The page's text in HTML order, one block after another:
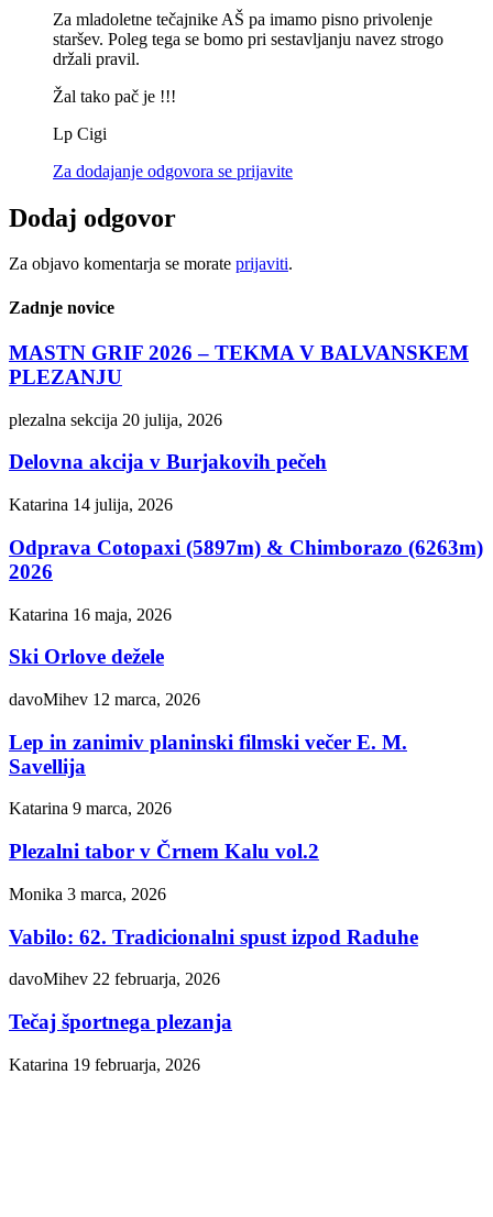
Za mladoletne tečajnike AŠ pa imamo pisno privolenje
staršev. Poleg tega se bomo pri sestavljanju navez strogo
držali pravil.
Žal tako pač je !!!
Lp Cigi
Za dodajanje odgovora se prijavite
Dodaj odgovor
Za objavo komentarja se morate prijaviti.
Zadnje novice
MASTN GRIF 2026 – TEKMA V BALVANSKEM
PLEZANJU
plezalna sekcija 20 julija, 2026
Delovna akcija v Burjakovih pečeh
Katarina 14 julija, 2026
Odprava Cotopaxi (5897m) & Chimborazo (6263m)
2026
Katarina 16 maja, 2026
Ski Orlove dežele
davoMihev 12 marca, 2026
Lep in zanimiv planinski filmski večer E. M.
Savellija
Katarina 9 marca, 2026
Plezalni tabor v Črnem Kalu vol.2
Monika 3 marca, 2026
Vabilo: 62. Tradicionalni spust izpod Raduhe
davoMihev 22 februarja, 2026
Tečaj športnega plezanja
Katarina 19 februarja, 2026